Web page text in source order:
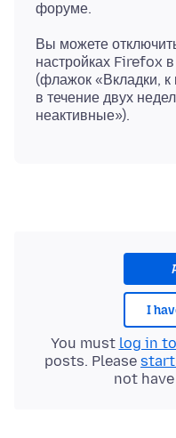
Вы можете
настройках Firefox
(флажок «Вкладки,
в течение двух
I
You must log in
posts. Please start
not